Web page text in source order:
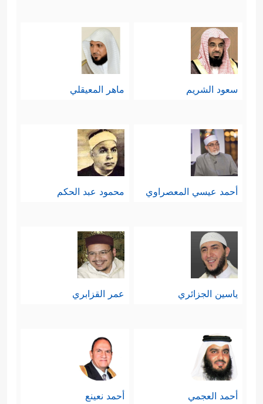
سعود الشريم ماهر المعيقلي
أحمد عيسي المعصراوي محمود عبد الحكم
ياسين الجزائري عمر القزابري
أحمد العجمي أحمد نعينع